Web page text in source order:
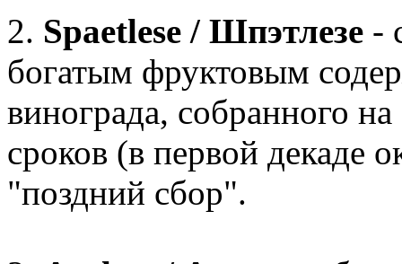
2. Spaetlese / Шпэтлезе -
богатым фруктовым
винограда, собранного
сроков (в первой декаде
"поздний сбор".